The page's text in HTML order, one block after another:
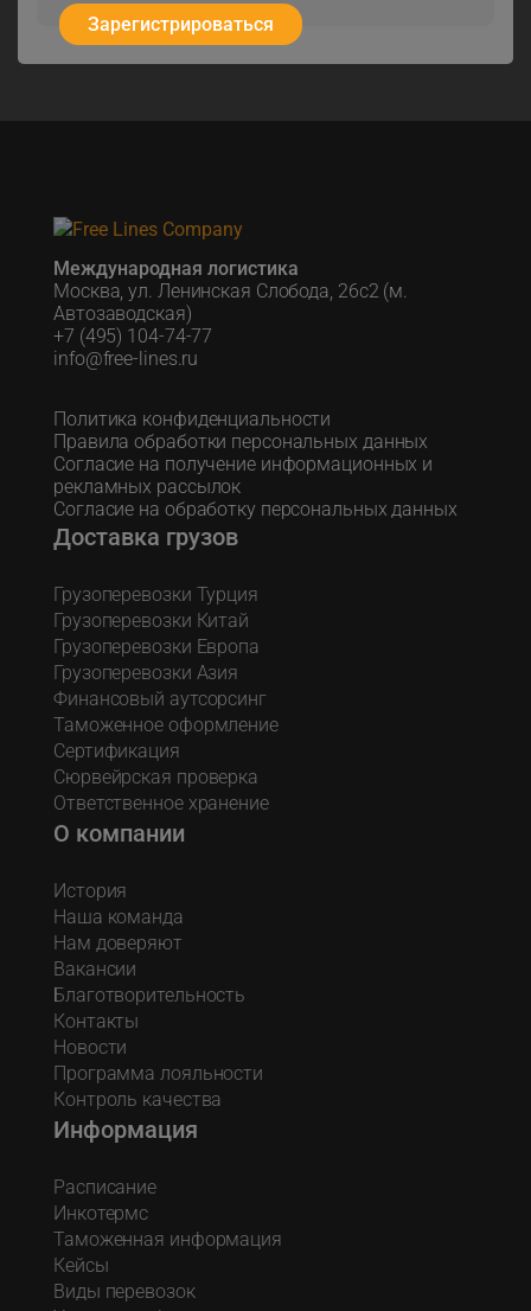
Международная логистика
Москва, ул. Ленинская Слобода, 26с2 (м.
Автозаводская)
+7 (495) 104-74-77
info@free-lines.ru
Политика конфиденциальности
Правила обработки персональных данных
Согласие на получение информационных и
рекламных рассылок
Согласие на обработку персональных данных
Доставка грузов
Грузоперевозки Турция
Грузоперевозки Китай
Грузоперевозки Европа
Грузоперевозки Азия
Финансовый аутсорсинг
Таможенное оформление
Сертификация
Сюрвейрская проверка
Ответственное хранение
О компании
История
Наша команда
Нам доверяют
Вакансии
Благотворительность
Контакты
Новости
Программа лояльности
Контроль качества
Информация
Расписание
Инкотермс
Таможенная информация
Кейсы
Виды перевозок
Зарегистрироваться